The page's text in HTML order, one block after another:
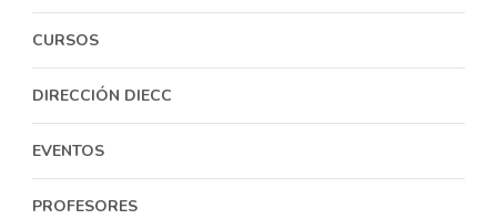
CURSOS
DIRECCIÓN DIECC
EVENTOS
PROFESORES